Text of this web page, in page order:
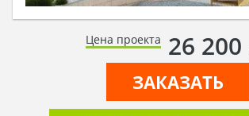
Цена проекта 26 200
ЗАКАЗАТЬ